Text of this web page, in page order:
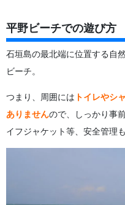
平野ビーチでの遊び方
石垣島の最北端に位置する自
ビーチ。
つまり、周囲には トイレやシ
ありませんので、しっかり事
イフジャケット等、安全管理